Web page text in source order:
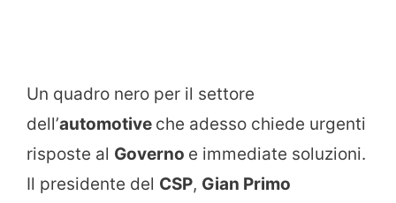
Un quadro nero per il settore
dell’automotive che adesso chiede urgenti
risposte al Governo e immediate soluzioni.
Il presidente del CSP, Gian Primo